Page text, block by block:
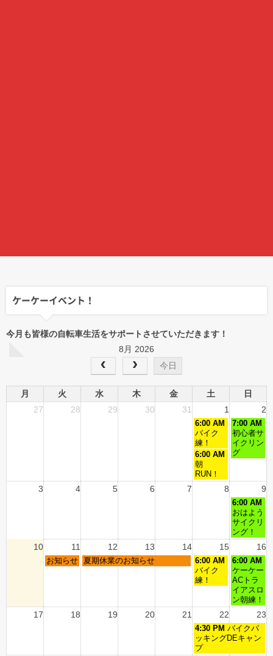
ケーケーイベント！
今月も皆様の自転車生活をサポートさせていただきます！
8月 2026
今日
月 火 水 木 金 土
日
27
28 29 30 31 1 2
6:00 AM
バイク
練！
7:00 AM
初心者サ
イクリン
グ
6:00 AM
朝
RUN！
3 4 5 6 7 8 9
6:00 AM
おはよう
サイクリ
ング！
10 11 12 13 14 15 16
お知らせ 夏期休業のお知らせ
6:00 AM
バイク
練！
6:00 AM
ケーケー
ACトラ
イアスロ
ン朝練！
17 18 19 20 21 22 23
4:30 PM バイクパ
ッキングDEキャン
プ